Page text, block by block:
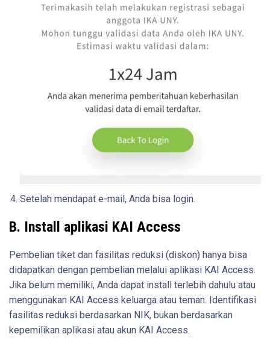
Setelah mendapat e-mail, Anda bisa login.
B. Install aplikasi KAI Access
Pembelian tiket dan fasilitas reduksi (diskon) hanya bisa
didapatkan dengan pembelian melalui aplikasi KAI Access.
Jika belum memiliki, Anda dapat install terlebih dahulu atau
menggunakan KAI Access keluarga atau teman. Identifikasi
fasilitas reduksi berdasarkan NIK, bukan berdasarkan
kepemilikan aplikasi atau akun KAI Access.